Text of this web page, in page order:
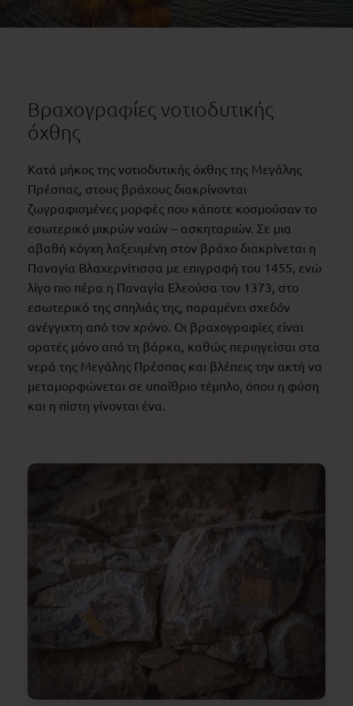
Βραχογραφίες νοτιοδυτικής
όχθης
Κατά μήκος της νοτιοδυτικής όχθης της Μεγάλης
Πρέσπας, στους βράχους διακρίνονται
ζωγραφισμένες μορφές που κάποτε κοσμούσαν το
εσωτερικό μικρών ναών – ασκηταριών. Σε μια
αβαθή κόγχη λαξευμένη στον βράχο διακρίνεται η
Παναγία Βλαχερνίτισσα με επιγραφή του 1455, ενώ
λίγο πιο πέρα η Παναγία Ελεούσα του 1373, στο
εσωτερικό της σπηλιάς της, παραμένει σχεδόν
ανέγγιχτη από τον χρόνο. Οι βραχογραφίες είναι
ορατές μόνο από τη βάρκα, καθώς περιηγείσαι στα
νερά της Μεγάλης Πρέσπας και βλέπεις την ακτή να
μεταμορφώνεται σε υπαίθριο τέμπλο, όπου η φύση
και η πίστη γίνονται ένα.